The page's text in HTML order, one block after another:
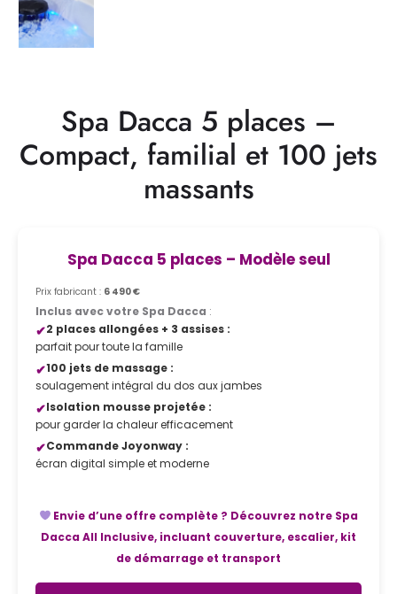
Spa Dacca 5 places –
Compact, familial et 100 jets
massants
Spa Dacca 5 places – Modèle seul
Prix fabricant : 6 490 €
Inclus avec votre Spa Dacca :
2 places allongées + 3 assises :
parfait pour toute la famille
100 jets de massage :
soulagement intégral du dos aux jambes
Isolation mousse projetée :
pour garder la chaleur efficacement
Commande Joyonway :
écran digital simple et moderne
Envie d’une offre complète ? Découvrez notre Spa
Dacca All Inclusive, incluant couverture, escalier, kit
de démarrage et transport